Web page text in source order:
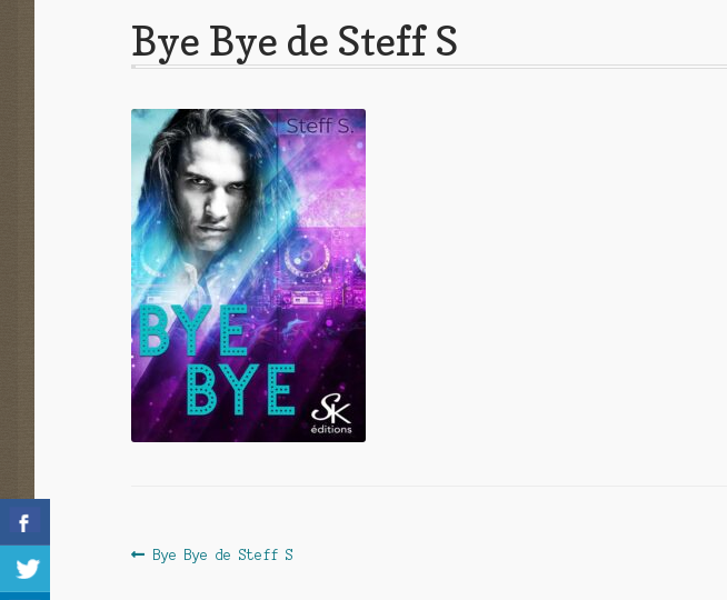
Bye Bye de Steff S
Navigation
Article
Bye Bye de Steff S